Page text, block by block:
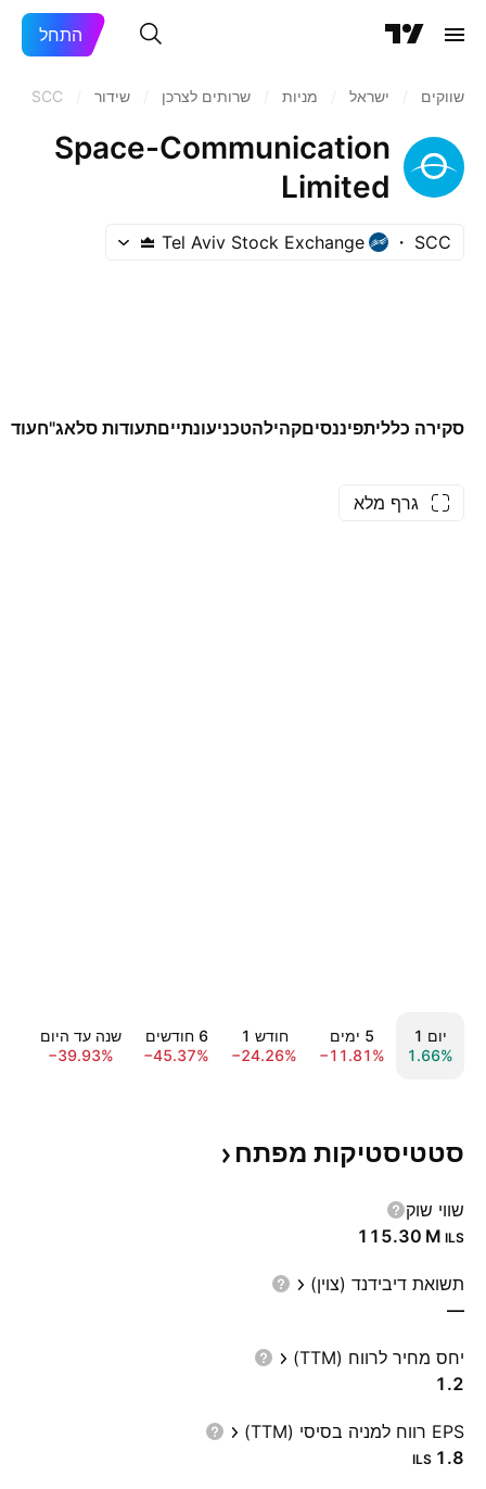
התחל
שווקים ישראל מניות‏ שרותים לצרכן שידור SCC
Space-Communication
Limited
SCC
Tel Aviv Stock Exchange
סקירה כלליתפיננסיםקהילהטכניעונתייםתעודות סלאג"חעוד
גרף מלא
יום ‎1‎
1.66%
‎5‎ ימים
−11.81%
חודש ‎1‎
−24.26%
‎6‎ חודשים
−45.37%
שנה עד היום
−39.93%
סטטיסטיקות מפתח
שווי שוק
‪115.30 M‬ ILS
תשואת דיבידנד (צוין)
—
יחס מחיר לרווח (TTM)
1.2
EPS רווח למניה בסיסי (TTM)
1.8
ILS